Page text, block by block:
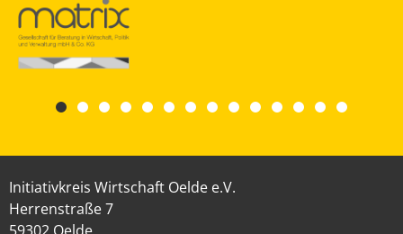
Initiativkreis Wirtschaft Oelde e.V.
Herrenstraße 7